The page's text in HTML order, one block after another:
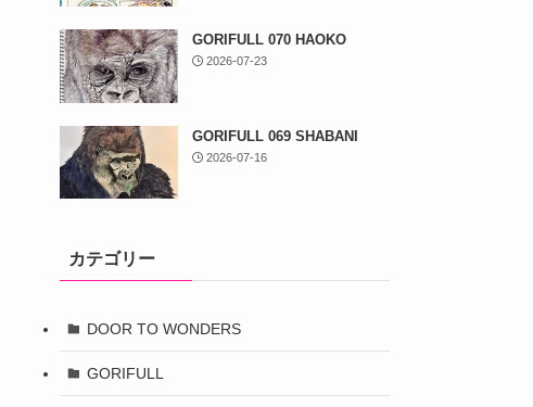
GORIFULL 070 HAOKO
2026-07-23
GORIFULL 069 SHABANI
2026-07-16
カテゴリー
DOOR TO WONDERS
GORIFULL